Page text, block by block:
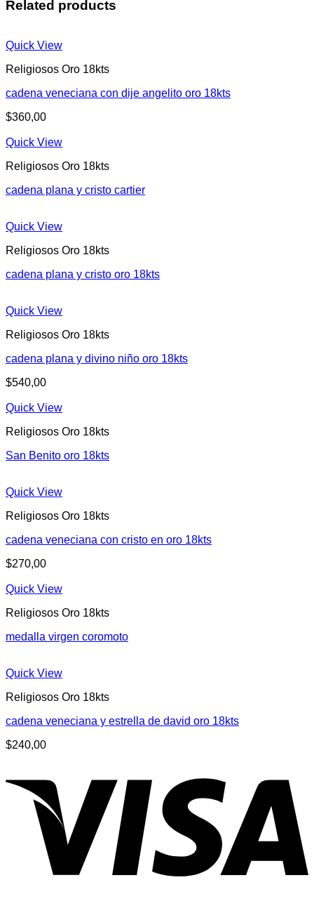
Related products
Quick View
Religiosos Oro 18kts
cadena veneciana con dije angelito oro 18kts
$360,00
Quick View
Religiosos Oro 18kts
cadena plana y cristo cartier
Quick View
Religiosos Oro 18kts
cadena plana y cristo oro 18kts
Quick View
Religiosos Oro 18kts
cadena plana y divino niño oro 18kts
$540,00
Quick View
Religiosos Oro 18kts
San Benito oro 18kts
Quick View
Religiosos Oro 18kts
cadena veneciana con cristo en oro 18kts
$270,00
Quick View
Religiosos Oro 18kts
medalla virgen coromoto
Quick View
Religiosos Oro 18kts
cadena veneciana y estrella de david oro 18kts
$240,00